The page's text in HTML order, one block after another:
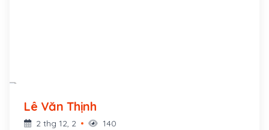
Lê Văn Thịnh
2 thg 12, 2 140